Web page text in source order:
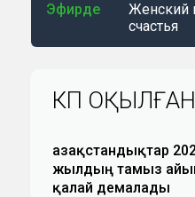
Эфирде
Женский
счастья
КӨП ОҚЫЛҒАН
Қазақстандықтар
жылдың тамыз
қалай демалады